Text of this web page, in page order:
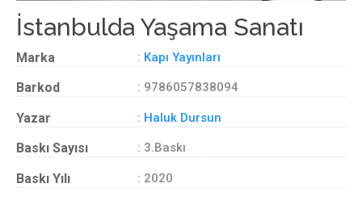
İstanbulda Yaşama Sanatı
Marka : Kapı Yayınları
Barkod : 9786057838094
Yazar : Haluk Dursun
Baskı Sayısı : 3.Baskı
Baskı Yılı : 2020